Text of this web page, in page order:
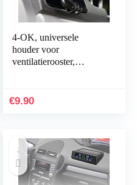
4-OK, universele
houder voor
ventilatierooster,
voor iPhone, Huawei,
€9.90